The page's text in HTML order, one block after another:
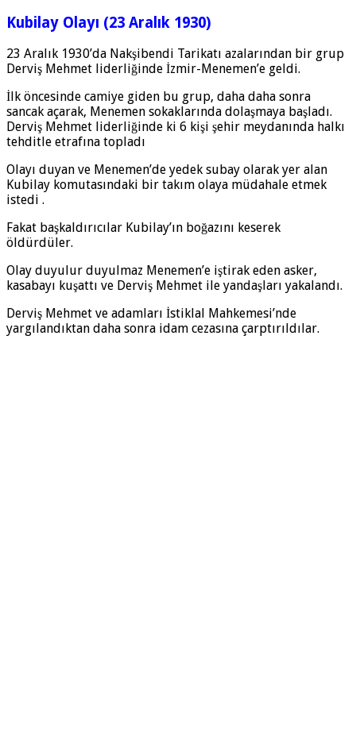
Kubilay Olayı (23 Aralık 1930)
23 Aralık 1930’da Nakşibendi Tarikatı azalarından bir grup
Derviş Mehmet liderliğinde İzmir-Menemen’e geldi.
İlk öncesinde camiye giden bu grup, daha daha sonra
sancak açarak, Menemen sokaklarında dolaşmaya başladı.
Derviş Mehmet liderliğinde ki 6 kişi şehir meydanında halkı
tehditle etrafına topladı
Olayı duyan ve Menemen’de yedek subay olarak yer alan
Kubilay komutasındaki bir takım olaya müdahale etmek
istedi .
Fakat başkaldırıcılar Kubilay’ın boğazını keserek
öldürdüler.
Olay duyulur duyulmaz Menemen’e iştirak eden asker,
kasabayı kuşattı ve Derviş Mehmet ile yandaşları yakalandı.
Derviş Mehmet ve adamları İstiklal Mahkemesi’nde
yargılandıktan daha sonra idam cezasına çarptırıldılar.